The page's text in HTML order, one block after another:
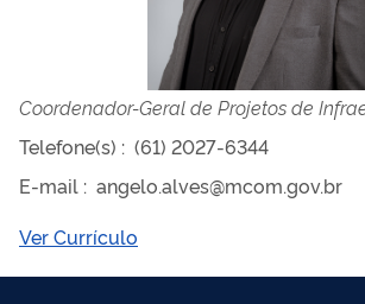
Coordenador-Geral de Projetos de
Telefone(s) : (61) 2027-6344
E-mail : angelo.alves@mcom.gov.br
Ver Currículo